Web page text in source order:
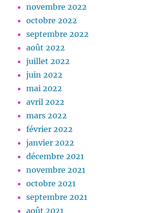
novembre 2022
octobre 2022
septembre 2022
août 2022
juillet 2022
juin 2022
mai 2022
avril 2022
mars 2022
février 2022
janvier 2022
décembre 2021
novembre 2021
octobre 2021
septembre 2021
août 2021